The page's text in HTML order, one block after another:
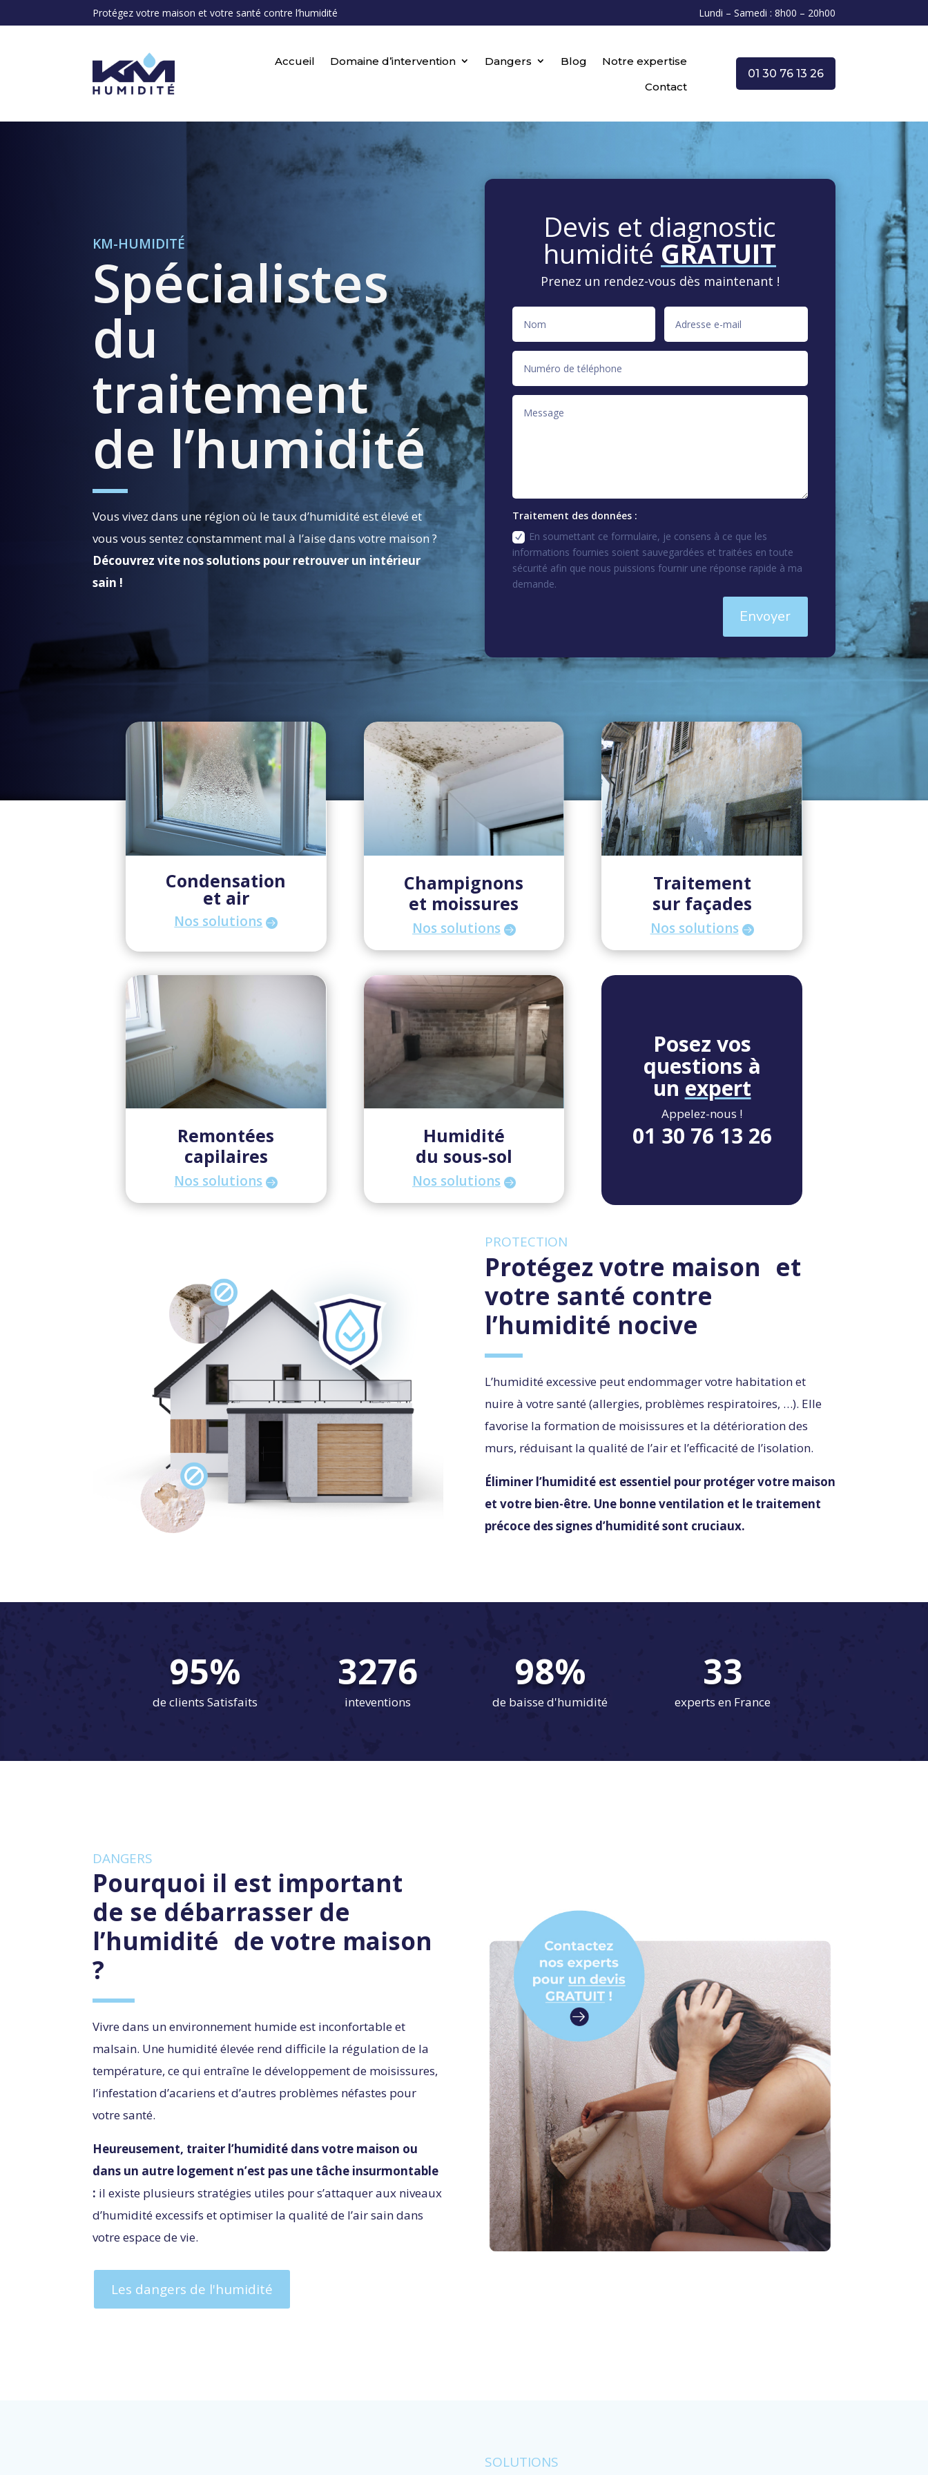
Protégez votre maison et votre santé contre l’humidité Lundi – Samedi : 8h00 – 20h00
Accueil Domaine d’intervention Dangers Blog
Notre expertise
Contact
01 30 76 13 26
KM-HUMIDITÉ
Spécialistes
du
traitement
de l’humidité
Vous vivez dans une région où le taux d’humidité est élevé et
vous vous sentez constamment mal à l’aise dans votre maison ?
Découvrez vite nos solutions pour retrouver un intérieur
sain !
Devis et diagnostic
humidité GRATUIT
Prenez un rendez-vous dès maintenant !
Traitement des données :
En soumettant ce formulaire, je consens à ce que les
informations fournies soient sauvegardées et traitées en toute
sécurité afin que nous puissions fournir une réponse rapide à ma
demande.
Envoyer
Condensation
et air
Nos solutions
Champignons
et moissures
Nos solutions
Traitement
sur façades
Nos solutions
Remontées
capilaires
Nos solutions
Humidité
du sous-sol
Nos solutions
Posez vos
questions à
un expert
Appelez-nous !
01 30 76 13 26
PROTECTION
Protégez votre maison et
votre santé contre
l’humidité nocive
L’humidité excessive peut endommager votre habitation et
nuire à votre santé (allergies, problèmes respiratoires, …). Elle
favorise la formation de moisissures et la détérioration des
murs, réduisant la qualité de l’air et l’efficacité de l’isolation.
Éliminer l’humidité est essentiel pour protéger votre maison
et votre bien-être. Une bonne ventilation et le traitement
précoce des signes d’humidité sont cruciaux.
95%
de clients Satisfaits
3276
inteventions
98%
de baisse d'humidité
33
experts en France
DANGERS
Pourquoi il est important
de se débarrasser de
l’humidité de votre maison
?
Vivre dans un environnement humide est inconfortable et
malsain. Une humidité élevée rend difficile la régulation de la
température, ce qui entraîne le développement de moisissures,
l’infestation d’acariens et d’autres problèmes néfastes pour
votre santé.
Heureusement, traiter l’humidité dans votre maison ou
dans un autre logement n’est pas une tâche insurmontable
: il existe plusieurs stratégies utiles pour s’attaquer aux niveaux
d’humidité excessifs et optimiser la qualité de l’air sain dans
votre espace de vie.
Les dangers de l'humidité
SOLUTIONS